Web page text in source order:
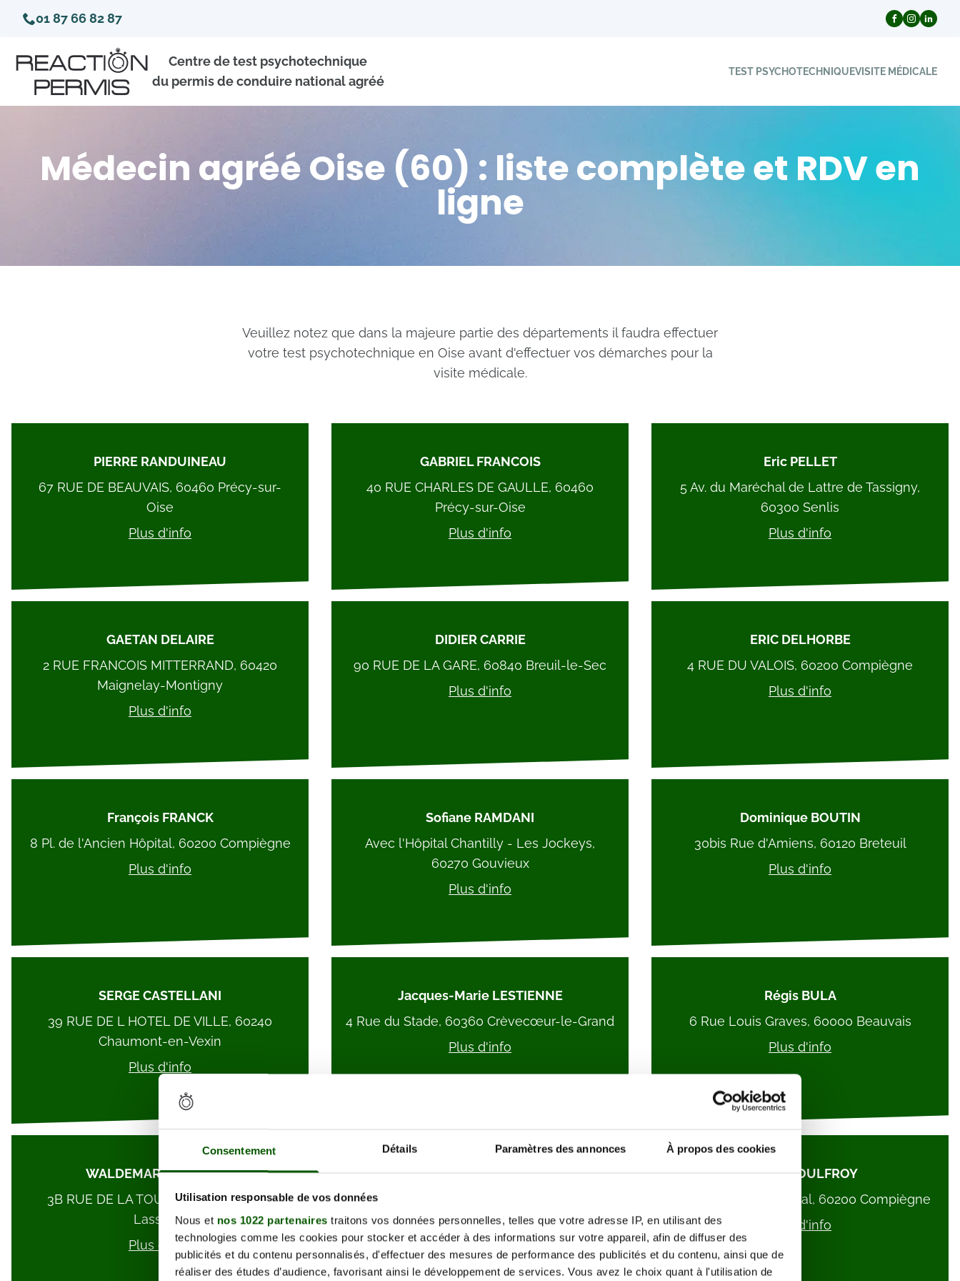
Consentement Détails Paramètres des annonces À propos des cookies
Utilisation responsable de vos données
Nous et nos 1022 partenaires traitons vos données personnelles, telles que votre adresse IP, en utilisant des
technologies comme les cookies pour stocker et accéder à des informations sur votre appareil, afin de diffuser des
publicités et du contenu personnalisés, d'effectuer des mesures de performance des publicités et du contenu, ainsi que de
réaliser des études d’audience, favorisant ainsi le développement de services. Vous avez le choix quant à l'utilisation de
01 87 66 82 87
Centre de test psychotechnique
du permis de conduire national agréé
TEST PSYCHOTECHNIQUEVISITE MÉDICALE
Médecin agréé Oise (60) : liste complète et RDV en
ligne
Veuillez notez que dans la majeure partie des départements il faudra effectuer
votre test psychotechnique en Oise avant d'effectuer vos démarches pour la
visite médicale.
PIERRE RANDUINEAU
67 RUE DE BEAUVAIS, 60460 Précy-sur-
Oise
Plus d'info
GABRIEL FRANCOIS
40 RUE CHARLES DE GAULLE, 60460
Précy-sur-Oise
Plus d'info
Eric PELLET
5 Av. du Maréchal de Lattre de Tassigny,
60300 Senlis
Plus d'info
GAETAN DELAIRE
2 RUE FRANCOIS MITTERRAND, 60420
Maignelay-Montigny
Plus d'info
DIDIER CARRIE
90 RUE DE LA GARE, 60840 Breuil-le-Sec
Plus d'info
ERIC DELHORBE
4 RUE DU VALOIS, 60200 Compiègne
Plus d'info
François FRANCK
8 Pl. de l'Ancien Hôpital, 60200 Compiègne
Plus d'info
Sofiane RAMDANI
Avec l'Hôpital Chantilly - Les Jockeys,
60270 Gouvieux
Plus d'info
Dominique BOUTIN
30bis Rue d'Amiens, 60120 Breteuil
Plus d'info
SERGE CASTELLANI
39 RUE DE L HOTEL DE VILLE, 60240
Chaumont-en-Vexin
Plus d'info
Jacques-Marie LESTIENNE
4 Rue du Stade, 60360 Crèvecœur-le-Grand
Plus d'info
Régis BULA
6 Rue Louis Graves, 60000 Beauvais
Plus d'info
WALDEMAR LESTIENNE
3B RUE DE LA TOUR ROLAND, 60310
Lassigny
Plus d'info
JEAN FRAPPIER
RUE DU VIEUX VILLAGE, 60560 Orry-la-Ville
Plus d'info
Gérard BOULFROY
8 Pl. de l'Ancien Hôpital, 60200 Compiègne
Plus d'info